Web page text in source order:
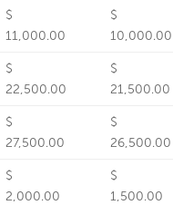
$
11,000.00
$
10,000.00
$
22,500.00
$
21,500.00
$
27,500.00
$
26,500.00
$
2,000.00
$
1,500.00